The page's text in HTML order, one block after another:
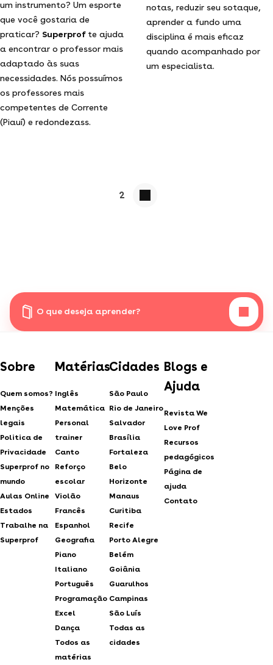
um instrumento? Um esporte
que você gostaria de
praticar? Superprof te ajuda
a encontrar o professor mais
adaptado às suas
necessidades. Nós possuímos
os professores mais
competentes de Corrente
(Piauí) e redondezass.
notas, reduzir seu sotaque,
aprender a fundo uma
disciplina é mais eficaz
quando acompanhado por
um especialista.
2
O que deseja aprender?
Sobre
Quem somos?
Menções
legais
Politica de
Privacidade
Superprof no
mundo
Aulas Online
Estados
Trabalhe na
Superprof
Matérias
Inglês
Matemática
Personal
trainer
Canto
Reforço
escolar
Violão
Francês
Espanhol
Geografia
Piano
Italiano
Português
Programação
Excel
Dança
Todos as
matérias
Cidades
São Paulo
Rio de Janeiro
Salvador
Brasília
Fortaleza
Belo
Horizonte
Manaus
Curitiba
Recife
Porto Alegre
Belém
Goiânia
Guarulhos
Campinas
São Luís
Todas as
cidades
Blogs e
Ajuda
Revista We
Love Prof
Recursos
pedagógicos
Página de
ajuda
Contato